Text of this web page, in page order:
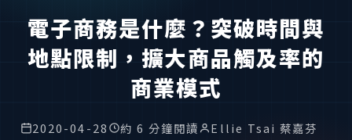
電子商務是什麼？突破時間與
地點限制，擴大商品觸及率的
商業模式
2020-04-28 約 6 分鐘閱讀 Ellie Tsai 蔡嘉芬